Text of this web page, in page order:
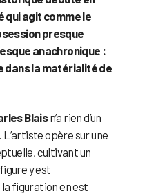
qui agit comme le
presque
anachronique :
dans la matérialité de
Blaisn’a rien d’un
opère sur une
cultivant un
y est
figuration en est